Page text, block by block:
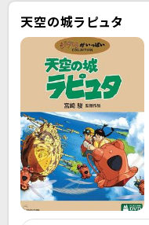
天空の城ラピュタ